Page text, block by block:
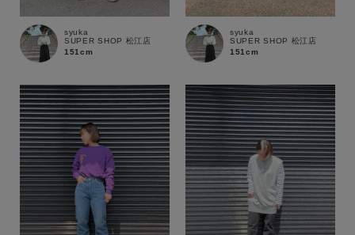
商品タイプ
通常商品 予約商品
在庫
在庫あり 在庫なし含む
syuka
SUPER SHOP 松江店
151cm
syuka
SUPER SHOP 松江店
151cm